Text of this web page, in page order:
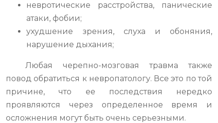
невротические расстройства, панические
атаки, фобии;
ухудшение зрения, слуха и обоняния,
нарушение дыхания;
Любая черепно-мозговая травма также
повод обратиться к невропатологу. Все это по той
причине, что ее последствия нередко
проявляются через определенное время и
осложнения могут быть очень серьезными.